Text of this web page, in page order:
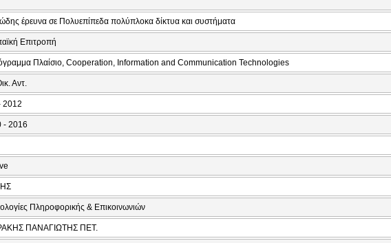
έρευνα σε Πολυεπίπεδα πολύπλοκα δίκτυα και συστήματα
Επιτροπή
Πλαίσιο, Cooperation, Information and Communication Technologies
Αντ.
2012
- 2016
Πληροφορικής & Επικοινωνιών
ΠΑΝΑΓΙΩΤΗΣ ΠΕΤ.